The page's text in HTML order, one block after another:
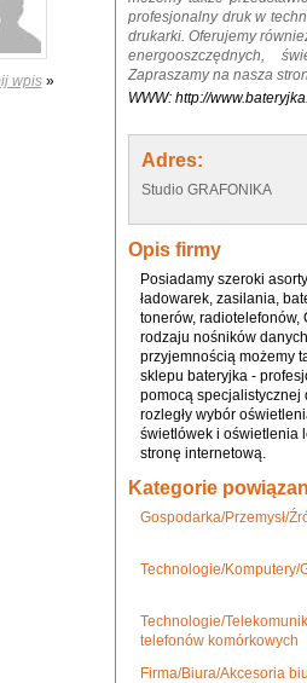
wpis»
profesjonalny druk w
drukarki. Oferujemy
energooszczędnych,
Zapraszamy na nasza
WWW: http://
Adres:
Studio GRAFONIKA
Opis firmy
Posiadamy szeroki
ładowarek, zasilania,
tonerów,
rodzaju nośników
przyjemnością możemy
sklepu bateryjka -
pomocą specjalistycznej
rozległy wybór
świetlówek i oświetlenia
stronę internetową.
Kategorie
Gospodarka/Przemysł/
Technologie/Komputery/
Technologie/
telefonów komórkowych
Firma/Biura/Akcesoria